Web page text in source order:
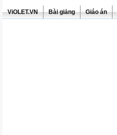
ViOLET.VN Bài giảng Giáo án